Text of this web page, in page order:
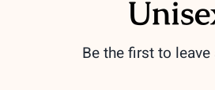
Be the first to leave